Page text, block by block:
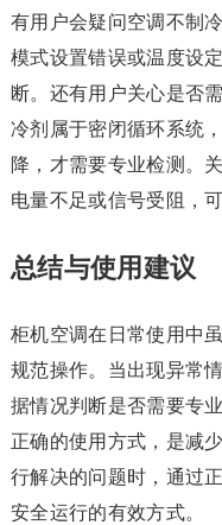
有用户会疑问空调不制
模式设置错误或温度设
断。还有用户关心是否
冷剂属于密闭循环系统
降，才需要专业检测。
电量不足或信号受阻，
总结与使用建议
柜机空调在日常使用中
规范操作。当出现异常
据情况判断是否需要专
正确的使用方式，是减
行解决的问题时，通过
安全运行的有效方式。